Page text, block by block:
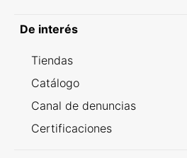
De interés
Tiendas
Catálogo
Canal de denuncias
Certificaciones